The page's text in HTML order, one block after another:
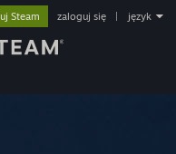
Steam zaloguj się język